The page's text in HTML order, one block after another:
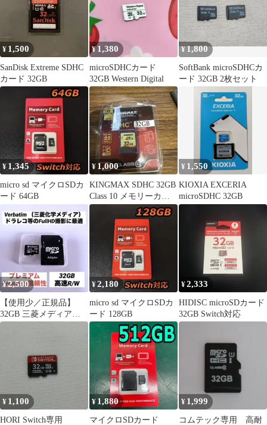
¥ 1,500
SanDisk Extreme SDHC
カード 32GB
¥ 1,380
microSDHCカード
32GB Western Digital
¥1,800
SoftBank microSDHCカ
ード 32GB 2枚セット
¥ 1,345
micro sd マイクロSDカ
ード 64GB
¥ 1,000
KINGMAX SDHC 32GB
Class 10 メモリーカー
ド 新品
¥ 1,550
KIOXIA EXCERIA
microSDHC 32GB
¥2,500
【使用少／正規品】
32GB 三菱メディア
Verbatim microSDカード
¥2,180
micro sd マイクロSDカ
ード 128GB
¥2,333
HIDISC microSDカード
32GB Switch対応
¥ 1,100
HORI Switch専用
¥ 1,880
マイクロSDカード
¥ 1,999
コムテック専用 高耐